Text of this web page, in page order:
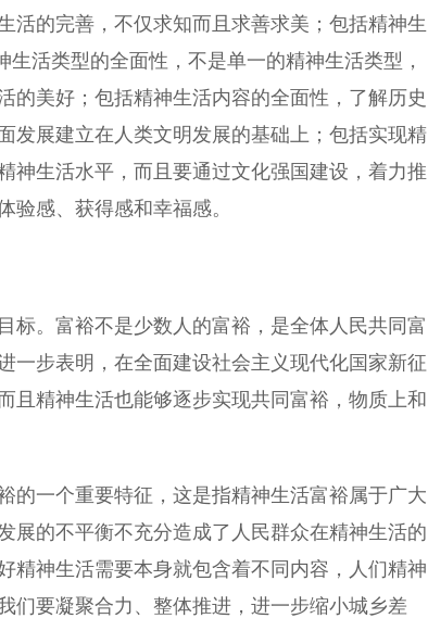
活的完善，不仅求知而且求善求美；包括精神生
活类型的全面性，不是单一的精神生活类型，
的美好；包括精神生活内容的全面性，了解历史
发展建立在人类文明发展的基础上；包括实现精
神生活水平，而且要通过文化强国建设，着力推
验感、获得感和幸福感。
。富裕不是少数人的富裕，是全体人民共同富
一步表明，在全面建设社会主义现代化国家新征
且精神生活也能够逐步实现共同富裕，物质上和
一个重要特征，这是指精神生活富裕属于广大
展的不平衡不充分造成了人民群众在精神生活的
精神生活需要本身就包含着不同内容，人们精神
们要凝聚合力、整体推进，进一步缩小城乡差